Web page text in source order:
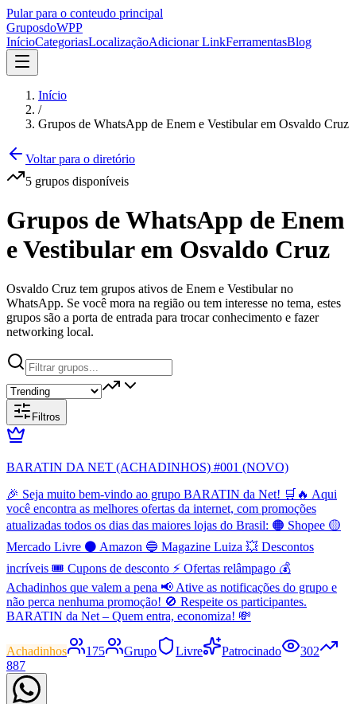
Pular para o conteudo principal
GruposdoWPP
InícioCategoriasLocalizaçãoAdicionar LinkFerramentasBlog
Início
/
Grupos de WhatsApp de Enem e Vestibular em Osvaldo Cruz
Voltar para o diretório
5 grupos disponíveis
Grupos de WhatsApp de Enem
e Vestibular em Osvaldo Cruz
Osvaldo Cruz tem grupos ativos de Enem e Vestibular no
WhatsApp. Se você mora na região ou tem interesse no tema, estes
grupos são a porta de entrada para trocar conhecimento e fazer
networking local.
Filtros
BARATIN DA NET (ACHADINHOS) #001 (NOVO)
🎉 Seja muito bem-vindo ao grupo BARATIN da Net! 🛒🔥 Aqui
você encontra as melhores ofertas da internet, com promoções
atualizadas todos os dias das maiores lojas do Brasil: 🟠 Shopee 🟡
Mercado Livre ⚫ Amazon 🔵 Magazine Luiza 💥 Descontos
incríveis 🎟️ Cupons de desconto ⚡ Ofertas relâmpago 💰
Achadinhos que valem a pena 📢 Ative as notificações do grupo e
não perca nenhuma promoção! 🚫 Respeite os participantes.
BARATIN da Net – Quem entra, economiza! 💸
Achadinhos 175 Grupo Livre Patrocinado
302
887